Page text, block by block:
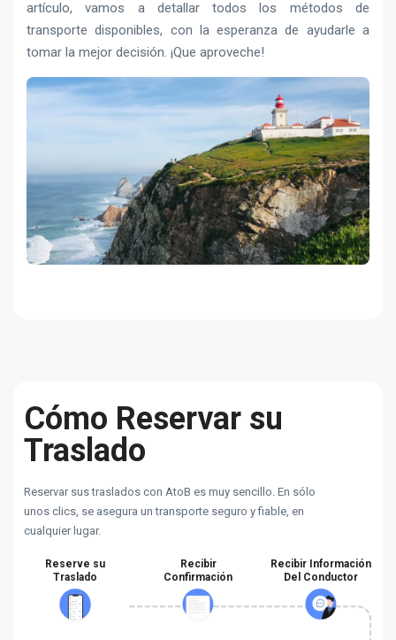
artículo, vamos a detallar todos los métodos de
transporte disponibles, con la esperanza de ayudarle a
tomar la mejor decisión. ¡Que aproveche!
Cómo Reservar su
Traslado
Reservar sus traslados con AtoB es muy sencillo. En sólo
unos clics, se asegura un transporte seguro y fiable, en
cualquier lugar.
Reserve su
Traslado
Recibir
Confirmación
Recibir Información
Del Conductor